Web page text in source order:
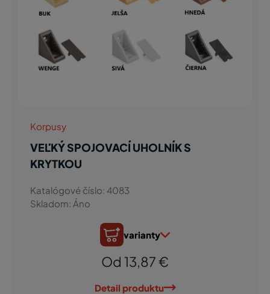
Korpusy
VEĽKÝ SPOJOVACÍ UHOLNÍK S
KRYTKOU
Katalógové číslo: 4083
Skladom: Áno
varianty
Od 13,87 €
Detail produktu